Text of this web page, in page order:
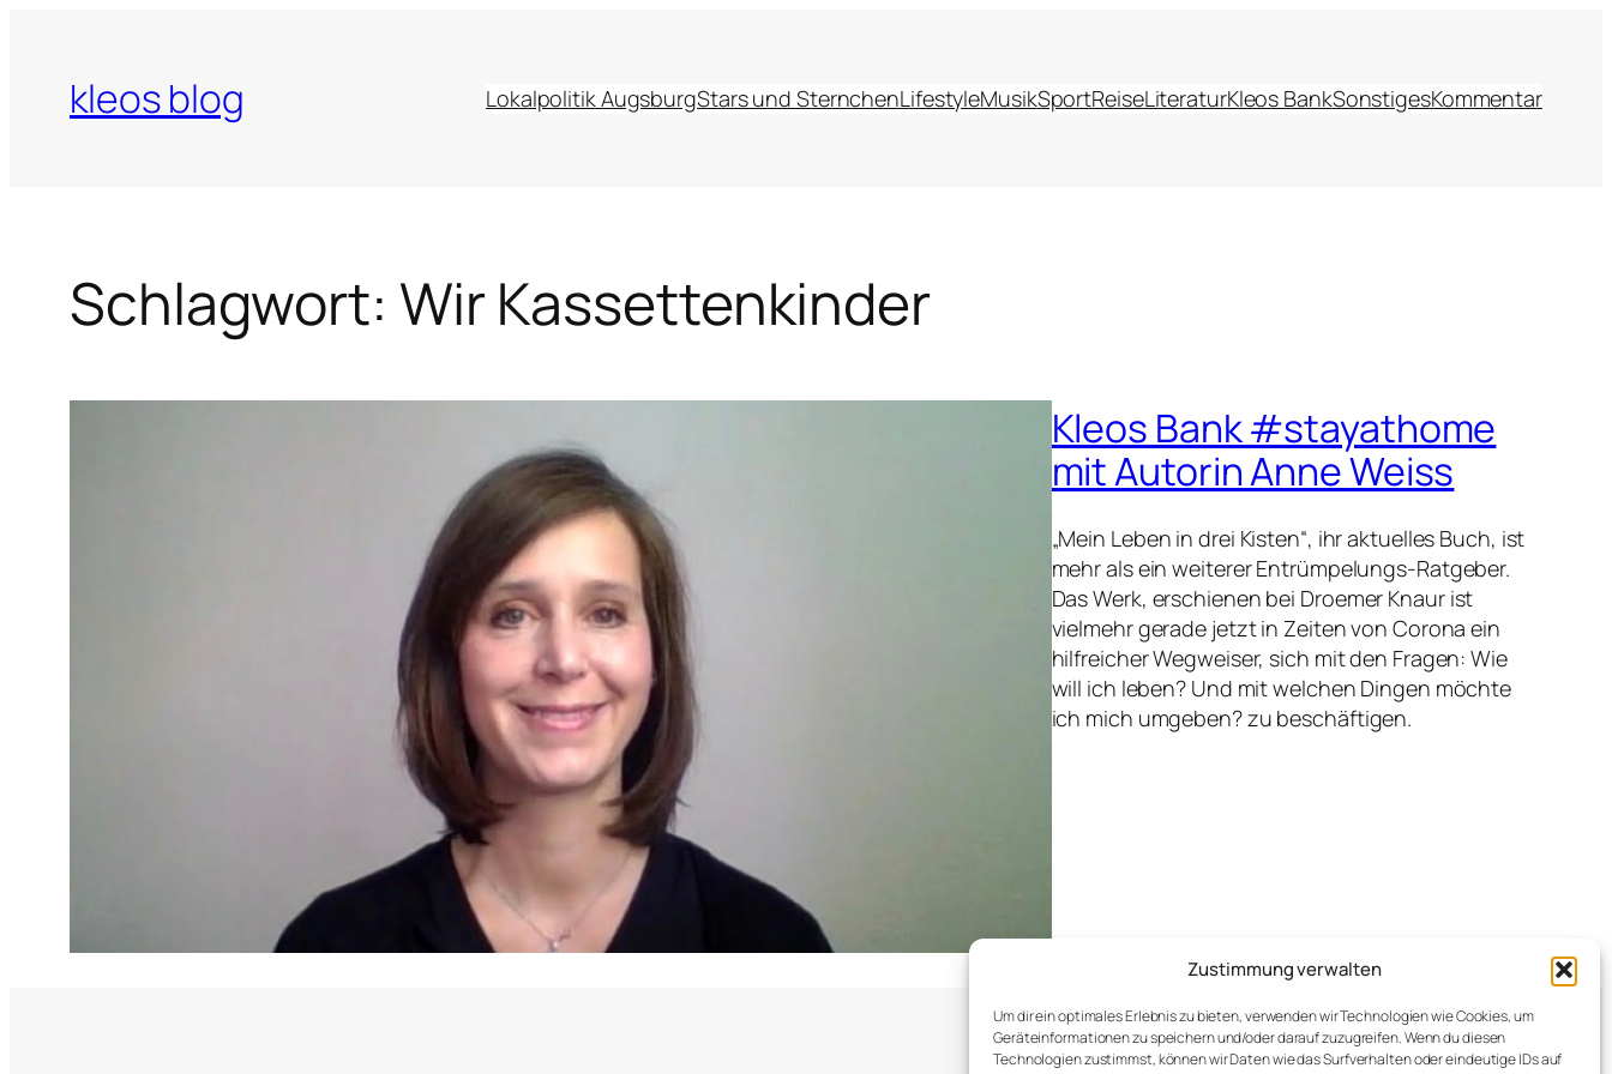
Zustimmung verwalten
Um dir ein optimales Erlebnis zu bieten, verwenden wir Technologien wie Cookies, um
Geräteinformationen zu speichern und/oder darauf zuzugreifen. Wenn du diesen
Technologien zustimmst, können wir Daten wie das Surfverhalten oder eindeutige IDs auf
springenkleos blog Lokalpolitik AugsburgStars und SternchenLifestyleMusikSportReiseLiteraturKleos BankSonstigesKommentar
Schlagwort: Wir Kassettenkinder
Kleos Bank #stayathome
mit Autorin Anne Weiss
„Mein Leben in drei Kisten“, ihr aktuelles Buch, ist
mehr als ein weiterer Entrümpelungs-Ratgeber.
Das Werk, erschienen bei Droemer Knaur ist
vielmehr gerade jetzt in Zeiten von Corona ein
hilfreicher Wegweiser, sich mit den Fragen: Wie
will ich leben? Und mit welchen Dingen möchte
ich mich umgeben? zu beschäftigen.